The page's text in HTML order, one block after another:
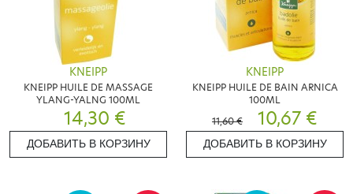
KNEIPP
KNEIPP HUILE DE MASSAGE
YLANG-YALNG 100ML
14,30 €
ДОБАВИТЬ В КОРЗИНУ
KNEIPP
KNEIPP HUILE DE BAIN ARNICA
100ML
11,60 €
10,67 €
ДОБАВИТЬ В КОРЗИНУ